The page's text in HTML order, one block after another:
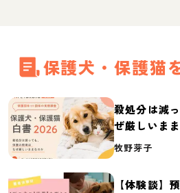
保護犬・保護猫
殺処分は減
ぜ厳しいま
体の実態調
牧野芽子
【体験談】